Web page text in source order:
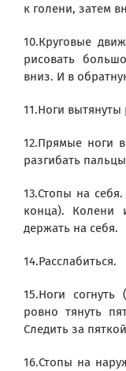
к голени, затем
10.Круговые
рисовать
вниз. И в
11.Ноги вытянуты
12.Прямые ноги
разгибать
13.Стопы на
конца). Колени
держать на себя.
14.Расслабиться.
15.Ноги
ровно тянуть
Следить за
16.Стопы на